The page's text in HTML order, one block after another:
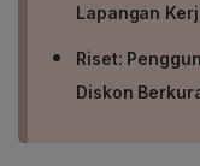
Lapangan
Riset:
Diskon